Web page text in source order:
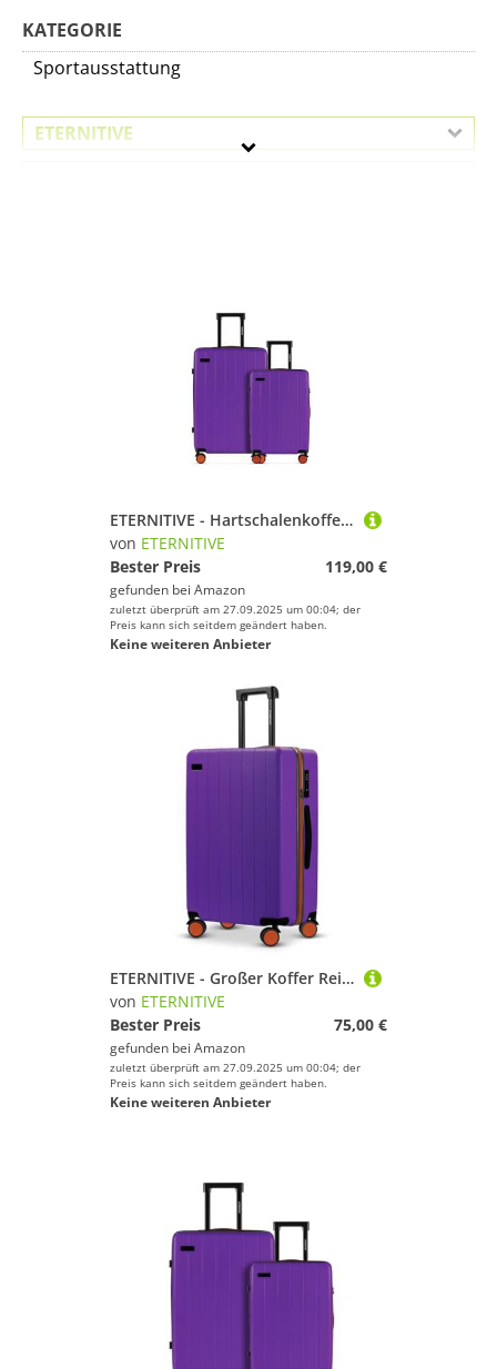
KATEGORIE
Sportausstattung
ETERNITIVE
ETERNITIVE - Hartschalenkoffer Set - Klein und Mittel I Rollkoffer aus ABS I Größe: 55cm & 65,5 cm I Reisekoffer mit 4 Rollen 360° I Handgepäck 37L & 60L I Trolley mit TSA-Schloss I Lila
von ETERNITIVE
Bester Preis
119,00 €
gefunden bei Amazon
zuletzt überprüft am 27.09.2025 um 00:04; der
Preis kann sich seitdem geändert haben.
Keine weiteren Anbieter
ETERNITIVE - Großer Koffer Reisekoffer Hartschale aus ABS | Rollkoffer 99L | Reisetrolley Leicht mit 4 Zwillingsrollen 360° | Gepäck mit TSA-Schloss | Größe: 75,5 x 47 x 29,5 cm | Lila
von ETERNITIVE
Bester Preis
75,00 €
gefunden bei Amazon
zuletzt überprüft am 27.09.2025 um 00:04; der
Preis kann sich seitdem geändert haben.
Keine weiteren Anbieter